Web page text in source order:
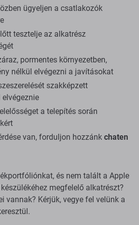
ügyeljen a csatlakozók
tesztelje az alkatrész
pormentes környezetben,
nélkül elvégezni a javításokat
szakképzett
elvégeznie
a telepítés során
van, forduljon hozzánk chaten
és nem talált a Apple
megfelelő alkatrészt?
vannak? Kérjük, vegye fel velünk a